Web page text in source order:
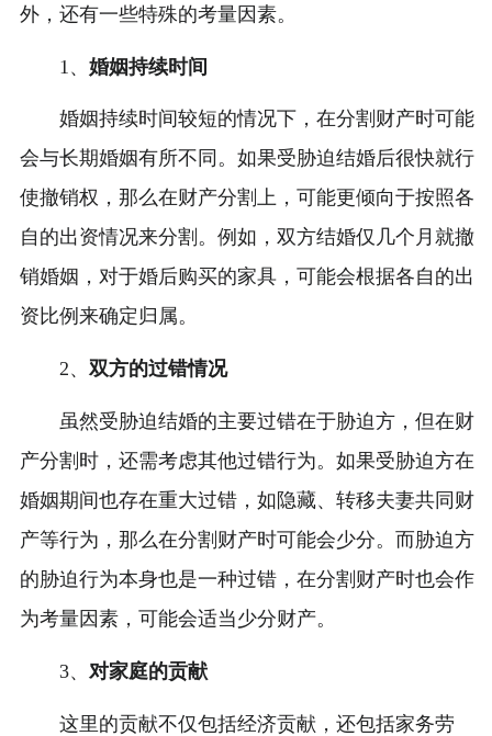
外，还有一些特殊的考量因素。
1、 婚姻持续时间
婚姻持续时间较短的情况下，在分割财产时可能
会与长期婚姻有所不同。如果受胁迫结婚后很快就行
使撤销权，那么在财产分割上，可能更倾向于按照各
自的出资情况来分割。例如，双方结婚仅几个月就撤
销婚姻，对于婚后购买的家具，可能会根据各自的出
资比例来确定归属。
2、 双方的过错情况
虽然受胁迫结婚的主要过错在于胁迫方，但在财
产分割时，还需考虑其他过错行为。如果受胁迫方在
婚姻期间也存在重大过错，如隐藏、转移夫妻共同财
产等行为，那么在分割财产时可能会少分。而胁迫方
的胁迫行为本身也是一种过错，在分割财产时也会作
为考量因素，可能会适当少分财产。
3、 对家庭的贡献
这里的贡献不仅包括经济贡献，还包括家务劳